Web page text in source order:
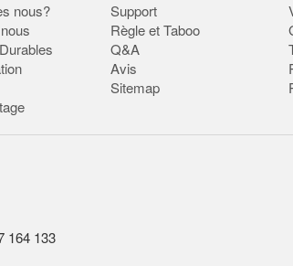
nous?
Support
Règle et Taboo
Q&A
Avis
Sitemap
164 133